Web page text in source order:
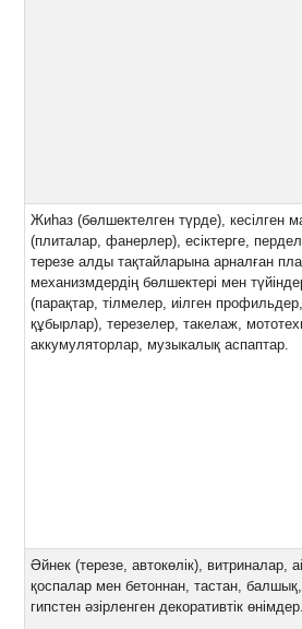
Жиһаз (бөлшектелген түрде), кесілген
(плиталар, фанерлер), есіктерге,
терезе алды тақтайларына арналған
механизмдердің бөлшектері мен
(парақтар, тілмелер, иілген
құбырлар), терезелер, такелаж,
аккумуляторлар, музыкалық аспаптар.
Әйнек (терезе, автокөлік), витриналар,
қоспалар мен бетоннан, тастан,
гипстен әзірленген декоративтік өнімдер.